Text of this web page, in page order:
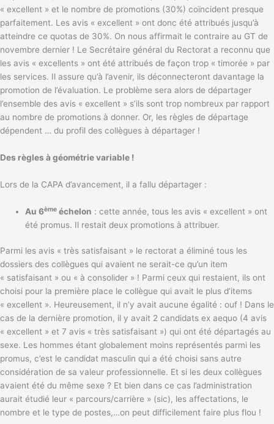
« excellent » et le nombre de promotions (30%) coïncident presque
parfaitement. Les avis « excellent » ont donc été attribués jusqu’à
atteindre ce quotas de 30%. On nous affirmait le contraire au GT de
novembre dernier ! Le Secrétaire général du Rectorat a reconnu que
les avis « excellents » ont été attribués de façon trop « timorée » par
les services. Il assure qu’à l’avenir, ils déconnecteront davantage la
promotion de l’évaluation. Le problème sera alors de départager
l’ensemble des avis « excellent » s’ils sont trop nombreux par rapport
au nombre de promotions à donner. Or, les règles de départage
dépendent … du profil des collègues à départager !
Des règles à géométrie variable !
Lors de la CAPA d’avancement, il a fallu départager :
Au 6ème échelon : cette année, tous les avis « excellent » ont
été promus. Il restait deux promotions à attribuer.
Parmi les avis « très satisfaisant » le rectorat a éliminé tous les
dossiers des collègues qui avaient ne serait-ce qu’un item
« satisfaisant » ou « à consolider » ! Parmi ceux qui restaient, ils ont
choisi pour la première place le collègue qui avait le plus d’items
« excellent ». Heureusement, il n’y avait aucune égalité : ouf ! Dans le
cas de la dernière promotion, il y avait 2 candidats ex aequo (4 avis
« excellent » et 7 avis « très satisfaisant ») qui ont été départagés au
sexe. Les hommes étant globalement moins représentés parmi les
promus, c’est le candidat masculin qui a été choisi sans autre
considération de sa valeur professionnelle. Et si les deux collègues
avaient été du même sexe ? Et bien dans ce cas l’administration
aurait étudié leur « parcours/carrière » (sic), les affectations, le
nombre et le type de postes,…on peut difficilement faire plus flou !